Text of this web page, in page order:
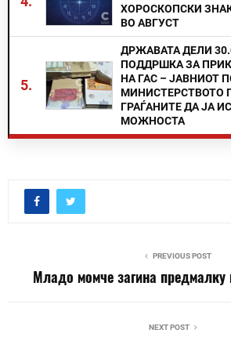
ХОРОСКОПСКИ
ВО АВГУСТ
5.
ДРЖАВАТА ДЕЛИ
ПОДДРШКА ЗА
НА ГАС – ЈАВНИОТ
МИНИСТЕРСТВОТО
ГРАЃАНИТЕ ДА ЈА
МОЖНОСТА
PREVIOUS POST
Младо момче загина предмалку
NEXT POST